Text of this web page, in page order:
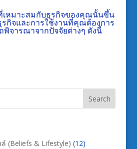
เหมาะสมกับธุรกิจของคุณนั้นขึ้น
กิจและการใช้งานที่คุณต้องการ
จารณาจากปัจจัยต่างๆ ดังนี้
(Beliefs & Lifestyle) (12)